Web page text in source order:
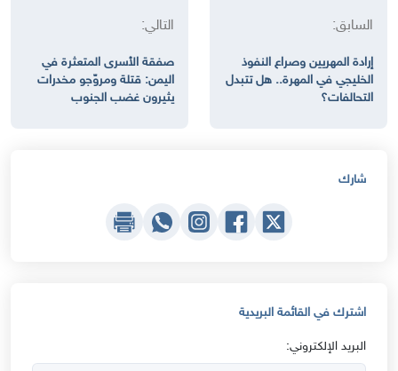
السابق:
إرادة المهريين وصراع النفوذ
الخليجي في المهرة.. هل تتبدل
التحالفات؟
التالي:
صفقة الأسرى المتعثرة في
اليمن: قتلة ومروّجو مخدرات
يثيرون غضب الجنوب
شارك
اشترك في القائمة البريدية
البريد الإلكتروني: